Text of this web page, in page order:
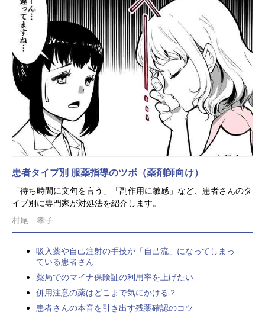
患者タイプ別 服薬指導のツボ（薬剤師向け）
「待ち時間に文句を言う」「副作用に敏感」など、患者さんのタ
イプ別に専門家が対処法を紹介します。
村尾 孝子
吸入薬や自己注射の手技が「自己流」になってしまっ
ている患者さん
薬局でのマイナ保険証の利用率を上げたい
併用注意の薬はどこまで気にかける？
患者さんの本音を引き出す残薬確認のコツ